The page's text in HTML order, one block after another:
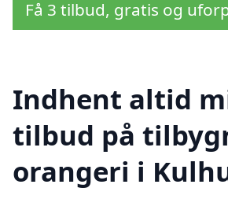
Få 3 tilbud, gratis og
Indhent altid
tilbud på
orangeri i